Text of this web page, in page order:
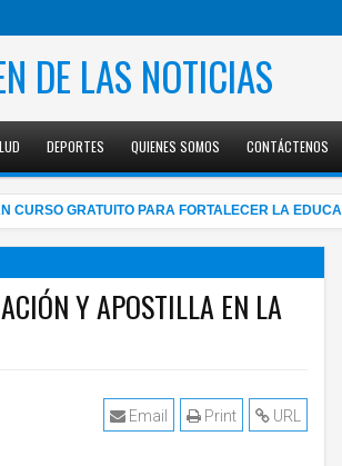
DE LAS NOTICIAS
DEPORTES QUIENES SOMOS CONTÁCTENOS
GRATUITO PARA FORTALECER LA
Y APOSTILLA EN LA
URL
Print
Email